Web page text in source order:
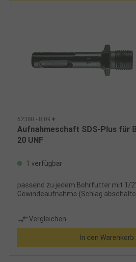
62380 - 8,09 €
Aufnahmeschaft SDS-Plus für
20 UNF
1 verfügbar
passend zu jedem Bohrfutter mit 1/2"
Gewindeaufnahme (Schlag
Vergleichen
In den Warenkorb